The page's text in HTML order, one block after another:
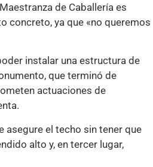
de Caballería es
concreto, ya que «no queremos
instalar una estructura de
que terminó de
actuaciones de
asegure el techo sin tener que
alto y, en tercer lugar,